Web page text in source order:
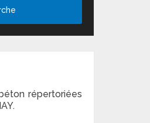
répertoriées